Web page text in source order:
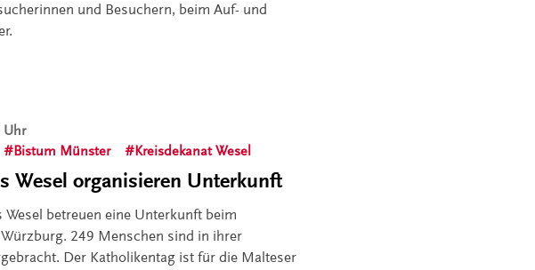
und Besuchern, beim Auf- und
Uhr
Bistum Münster Kreisdekanat Wesel
Wesel organisieren Unterkunft
Wesel betreuen eine Unterkunft beim
249 Menschen sind in ihrer
Der Katholikentag ist für die Malteser